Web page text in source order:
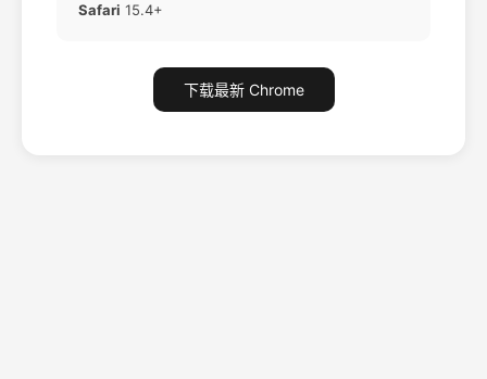
Safari 15.4+
下载最新 Chrome